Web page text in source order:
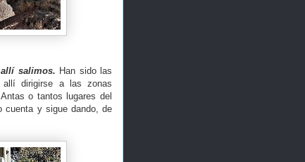
salimos. Han sido las
allí dirigirse a las zonas
o tantos lugares del
cuenta y sigue dando, de